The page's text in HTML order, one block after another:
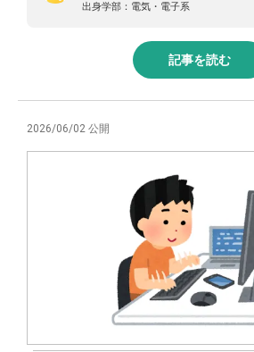
出身学部： 電気・電子系
記事を読む
2026/06/02 公開